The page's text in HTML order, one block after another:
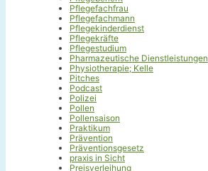
Pflegefachfrau
Pflegefachmann
Pflegekinderdienst
Pflegekräfte
Pflegestudium
Pharmazeutische Dienstleistungen
Physiotherapie; Kelle
Pitches
Podcast
Polizei
Pollen
Pollensaison
Praktikum
Prävention
Präventionsgesetz
praxis in Sicht
Preisverleihung